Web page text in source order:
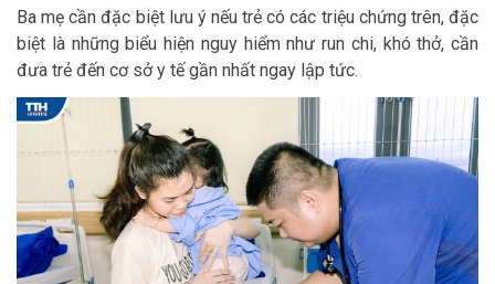
Ba mẹ cần đặc biệt lưu ý nếu trẻ có các triệu chứng trên, đặc
biệt là những biểu hiện nguy hiểm như run chi, khó thở, cần
đưa trẻ đến cơ sở y tế gần nhất ngay lập tức.